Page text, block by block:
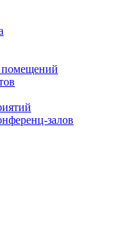
помещений
залов